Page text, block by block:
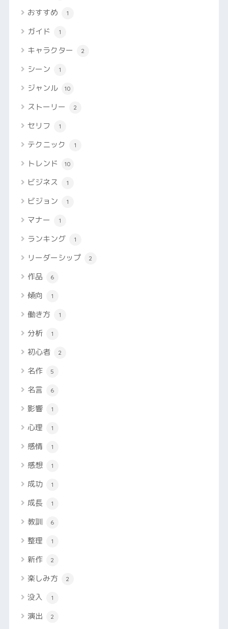
おすすめ 1
ガイド 1
キャラクター 2
シーン 1
ジャンル 10
ストーリー 2
セリフ 1
テクニック 1
トレンド 10
ビジネス 1
ビジョン 1
マナー 1
ランキング 1
リーダーシップ 2
作品 6
傾向 1
働き方 1
分析 1
初心者 2
名作 5
名言 6
影響 1
心理 1
感情 1
感想 1
成功 1
成長 1
教訓 6
整理 1
新作 2
楽しみ方 2
没入 1
演出 2